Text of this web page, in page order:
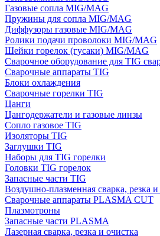
Газовые сопла MIG/MAG
Пружины для сопла MIG/MAG
Диффузоры газовые MIG/MAG
Ролики подачи проволоки MIG/MAG
Шейки горелок (гусаки) MIG/MAG
Сварочное оборудование для TIG
Сварочные аппараты TIG
Блоки охлаждения
Сварочные горелки TIG
Цанги
Цангодержатели и газовые линзы
Сопло газовое TIG
Изоляторы TIG
Заглушки TIG
Наборы для TIG горелки
Головки TIG горелок
Запасные части TIG
Воздушно-плазменная сварка, резка
Сварочные аппараты PLASMA CUT
Плазмотроны
Запасные части PLASMA
Лазерная сварка, резка и очистка